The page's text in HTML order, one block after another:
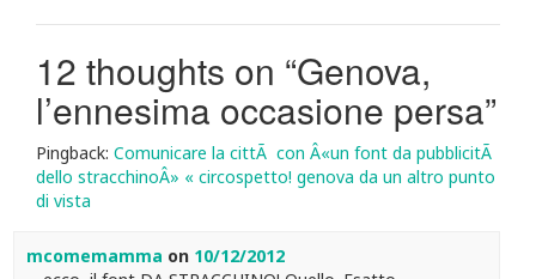
12 thoughts on “Genova,
l’ennesima occasione persa”
Pingback: Comunicare la cittÃ con Â«un font da pubblicitÃ
dello stracchinoÂ» « circospetto! genova da un altro punto
di vista
mcomemamma on 10/12/2012